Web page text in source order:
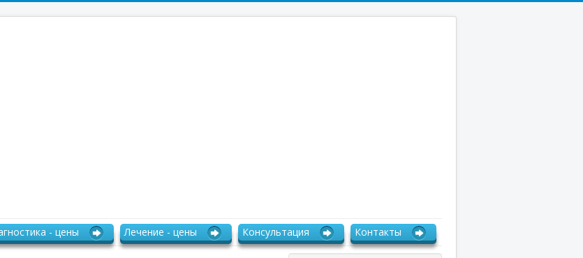
- цены Лечение - цены Консультация Контакты